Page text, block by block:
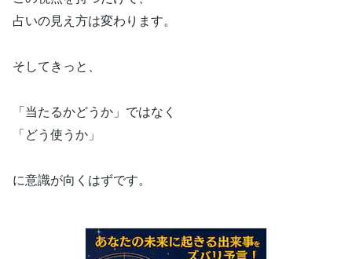
占いの見え方は変わります。
そしてきっと、
「当たるかどうか」ではなく
「どう使うか」
に意識が向くはずです。